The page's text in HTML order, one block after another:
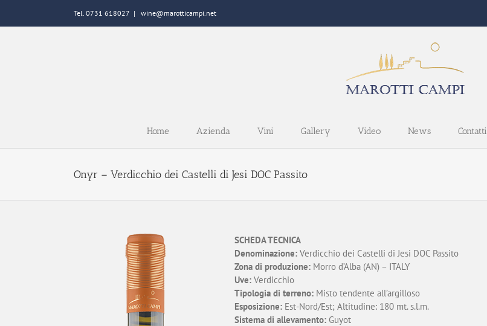
Tel. 0731 618027 | wine@marotticampi.net
Home Azienda Vini Gallery Video News Contatti
Onyr – Verdicchio dei Castelli di Jesi DOC Passito
SCHEDA TECNICA
Denominazione:Verdicchio dei Castelli di Jesi DOC Passito
Zona di produzione:Morro d’Alba (AN) – ITALY
Uve:Verdicchio
Tipologia di terreno:Misto tendente all’argilloso
Esposizione:Est-Nord/Est; Altitudine: 180 mt. s.l.m.
Sistema di allevamento:Guyot